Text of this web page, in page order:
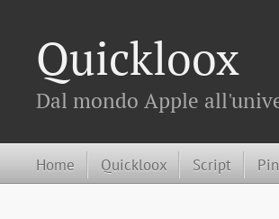
Quickloox
Dal mondo Apple
Home Quickloox Script